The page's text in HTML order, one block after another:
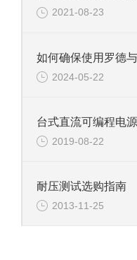
2021-08-23
2024-05-22
2019-08-22
耐压测试选购指南
2013-11-25